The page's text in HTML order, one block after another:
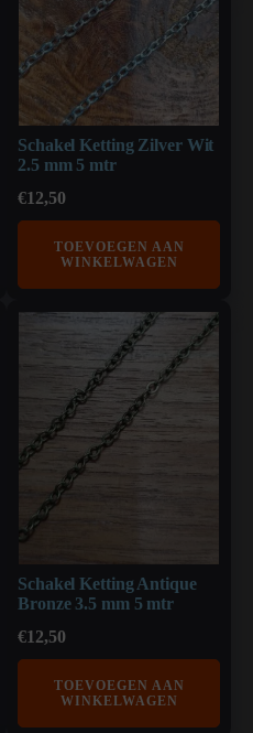
Schakel Ketting Zilver Wit
2.5 mm 5 mtr
€12,50
TOEVOEGEN AAN
WINKELWAGEN
Schakel Ketting Antique
Bronze 3.5 mm 5 mtr
€12,50
TOEVOEGEN AAN
WINKELWAGEN